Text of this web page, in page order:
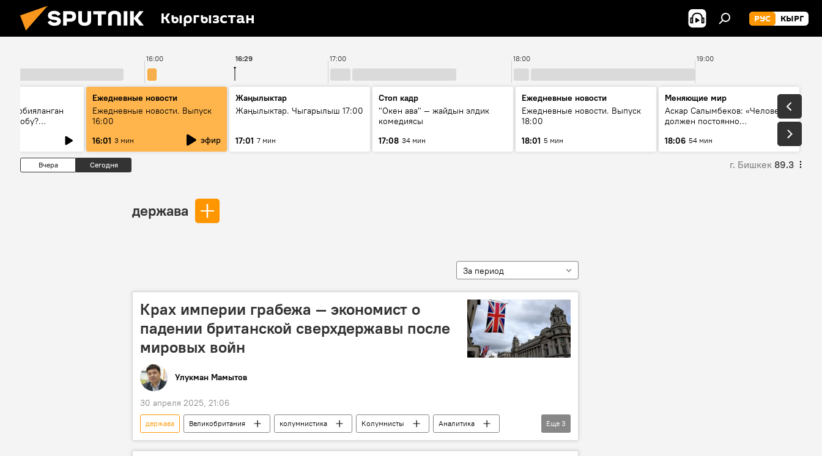
Кыргызстан РУС КЫРГ
16:00 17:00 18:00 19:00
16:29
тарбияланган
болобу?
Ежедневные новости
Ежедневные новости. Выпуск
16:00
16:01 3 мин эфир
Жаңылыктар
Жаңылыктар. Чыгарылыш 17:00
17:01 7 мин
Стоп кадр
"Окен ава" — жайдын элдик
комедиясы
17:08 34 мин
Ежедневные новости
Ежедневные новости. Выпуск
18:00
18:01 5 мин
Меняющие мир
Аскар Салымбеков: «Человек
должен постоянно
18:06 54 мин
Вчера Сегодня г. Бишкек 89.3
держава
За период
Крах империи грабежа — экономист о
падении британской сверхдержавы после
мировых войн
Улукман Мамытов
30 апреля 2025, 21:06
держава Великобритания колумнистика Колумнисты
Аналитика
экономика
война колония
Еще 3